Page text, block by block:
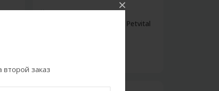
заказ
×
Кошки
Мультивитамины Canina Petvital